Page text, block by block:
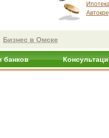
Бизнес в Омске
банков